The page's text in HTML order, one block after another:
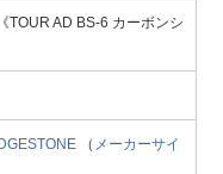
TOUR AD BS-6 カーボンシ
（ メーカーサイ